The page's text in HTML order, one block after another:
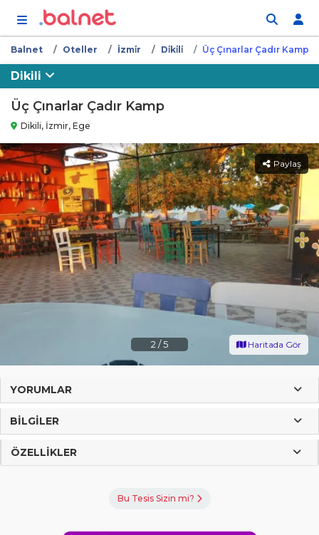
Balnet Oteller İzmi̇r Di̇ki̇li̇ Üç Çınarlar Çadır Kamp
Dikili
Üç Çınarlar Çadır Kamp
Dikili, İzmir, Ege
2 /5
Paylaş
Haritada Gör
YORUMLAR
BILGILER
ÖZELLIKLER
Bu Tesis Sizin mi?